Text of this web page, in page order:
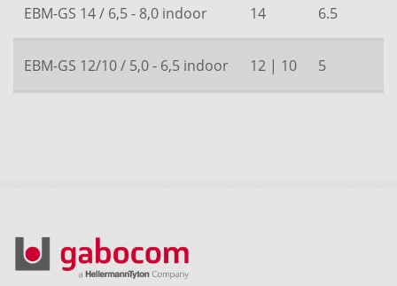
EBM-GS 14 / 6,5 - 8,0 indoor 14 6.5
EBM-GS 12/10 / 5,0 - 6,5 indoor 12 | 10 5